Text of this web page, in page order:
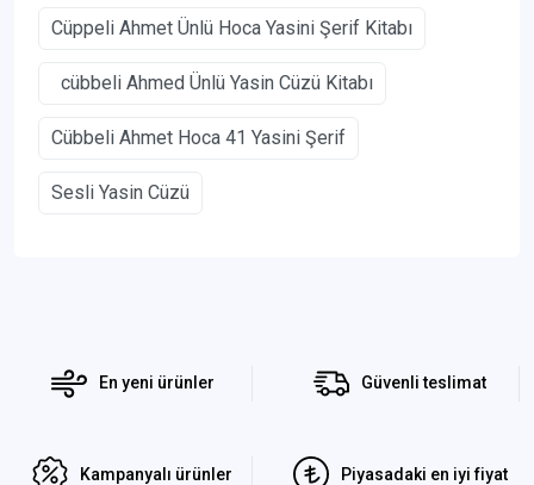
Cüppeli Ahmet Ünlü Hoca Yasini Şerif Kitabı
cübbeli Ahmed Ünlü Yasin Cüzü Kitabı
Cübbeli Ahmet Hoca 41 Yasini Şerif
Sesli Yasin Cüzü
En yeni ürünler Güvenli teslimat
Kampanyalı ürünler Piyasadaki en iyi fiyat